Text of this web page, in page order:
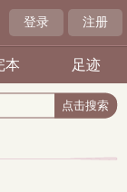
登录 注册
本 足迹